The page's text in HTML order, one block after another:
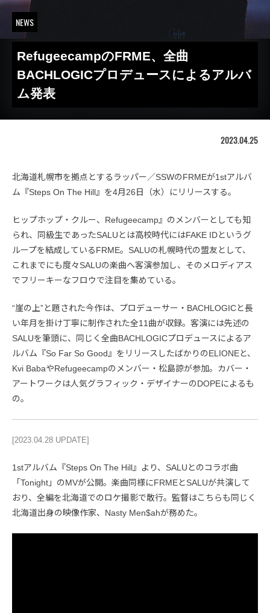
NEWS
RefugeecampのFRME、全曲
BACHLOGICプロデュースによるアルバ
ム発表
2023.04.25
北海道札幌市を拠点とするラッパー／SSWのFRMEが1stアルバ
ム『Steps On The Hill』を4月26日（水）にリリースする。
ヒップホップ・クルー、Refugeecamp』のメンバーとしても知
られ、同級生であったSALUとは高校時代にはFAKE IDというグ
ループを結成しているFRME。SALUの札幌時代の盟友として、
これまでにも度々SALUの楽曲へ客演参加し、そのメロディアス
でフリーキーなフロウで注目を集めている。
“崖の上”と題された今作は、プロデューサー・BACHLOGICと長
い年月を掛け丁寧に制作された全11曲が収録。客演には先述の
SALUを筆頭に、同じく全曲BACHLOGICプロデュースによるア
ルバム『So Far So Good』をリリースしたばかりのELIONEと、
Kvi BabaやRefugeecampのメンバー・松島諒が参加。カバー・
アートワークは人気グラフィック・デザイナーのDOPEによるも
の。
[2023.04.28 UPDATE]
1stアルバム『Steps On The Hill』より、SALUとのコラボ曲
「Tonight」のMVが公開。楽曲同様にFRMEとSALUが共演して
おり、全編を北海道でのロケ撮影で敢行。監督はこちらも同じく
北海道出身の映像作家、Nasty Men$ahが務めた。